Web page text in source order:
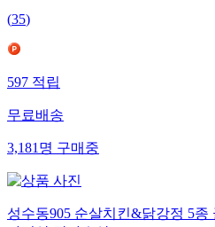
(35)
597적립
무료배송
3,181명구매중
성수동905 순살치킨&닭강정 5